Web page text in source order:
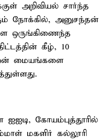
அறிவியல் சார்ந்த
நோக்கில், அனுசந்தன்
ஒருங்கிணைந்த
கீழ், 10
மையங்களை
கோயம்புத்தூரில்
மகளிர் கல்லூரி